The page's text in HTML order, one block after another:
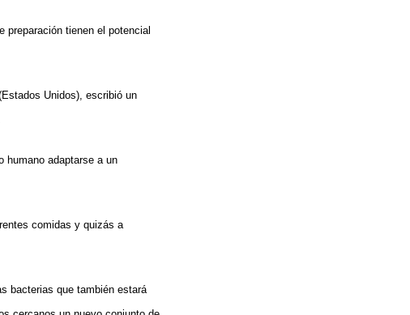
preparación tienen el potencial
Unidos), escribió un
humano adaptarse a un
comidas y quizás a
bacterias que también estará